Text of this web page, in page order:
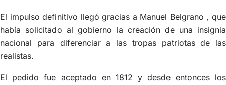
El impulso definitivo llegó gracias a Manuel Belgrano , que
había solicitado al gobierno la creación de una insignia
nacional para diferenciar a las tropas patriotas de las
realistas.
El pedido fue aceptado en 1812 y desde entonces los